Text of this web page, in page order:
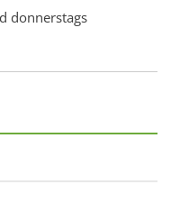
donnerstags